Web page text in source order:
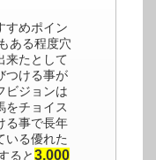
すめポイン
ある程度穴
来たとして
つける事が
ビジョンは
をチョイス
る事で長年
いる優れた
ると3,000